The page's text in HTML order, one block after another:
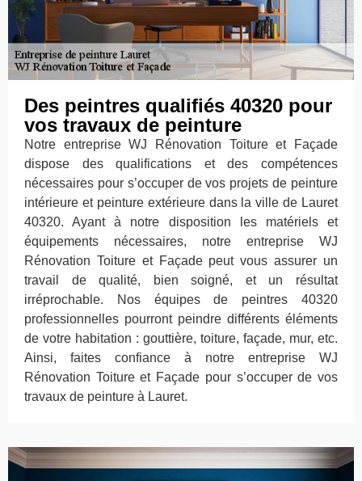
Des peintres qualifiés 40320 pour
vos travaux de peinture
Notre entreprise WJ Rénovation Toiture et Façade
dispose des qualifications et des compétences
nécessaires pour s’occuper de vos projets de peinture
intérieure et peinture extérieure dans la ville de Lauret
40320. Ayant à notre disposition les matériels et
équipements nécessaires, notre entreprise WJ
Rénovation Toiture et Façade peut vous assurer un
travail de qualité, bien soigné, et un résultat
irréprochable. Nos équipes de peintres 40320
professionnelles pourront peindre différents éléments
de votre habitation : gouttière, toiture, façade, mur, etc.
Ainsi, faites confiance à notre entreprise WJ
Rénovation Toiture et Façade pour s’occuper de vos
travaux de peinture à Lauret.